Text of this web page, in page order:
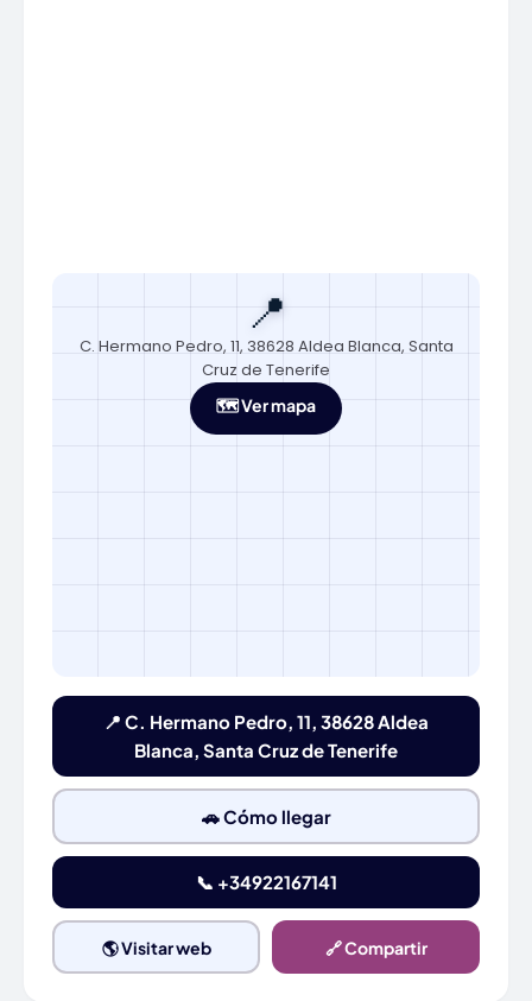
📍
C. Hermano Pedro, 11, 38628 Aldea Blanca, Santa
Cruz de Tenerife
🗺️ Ver mapa
📍 C. Hermano Pedro, 11, 38628 Aldea
Blanca, Santa Cruz de Tenerife
🚗 Cómo llegar
📞 +34922167141
🌎 Visitar web 🔗 Compartir